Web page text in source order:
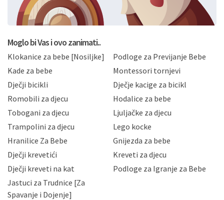
BRO'N BRO d.o.o. će s Vašim osobnim podacima
postupati sukladno Općoj uredbi o zaštiti podataka
privatnosti i kolačića koju možete pročitati ovdje i
Hrvatske, a uvijek uz primjenu odgovarajućih tehničkih i
sigurnosnih mjera zaštite osobnih podataka od
neovlaštenog pristupa, zlouporabe, otkrivanja,
gubitka ili uništenja. Mae.hr štiti privatnost svojih
korisnika i posjetitelja web stranica, čuva povjerljivost
Vaših osobnih podataka te omogućava pristup i
priopćavanje osobnih podataka samo onim svojim
zaposlenicima kojima su isti potrebni radi provedbe
slučajevima koji su dozvoljeni zakonima. Napominjemo
da možete u svako doba, u potpunosti ili djelomice,
zatražiti prestanak aktivnosti obrade Vaših osobnih
podataka. Opoziv privole možete podnijeti poštom na
gore navedenu adresu ili e-mailom na adresu:
Moglo bi Vas i ovo zanimati..
Klokanice za bebe [Nosiljke]
Podloge za Previjanje Bebe
Kade za bebe
Montessori tornjevi
Dječji bicikli
Dječje kacige za bicikl
Romobili za djecu
Hodalice za bebe
Tobogani za djecu
Ljuljačke za djecu
Trampolini za djecu
Lego kocke
Hranilice Za Bebe
Gnijezda za bebe
Dječji krevetići
Kreveti za djecu
Dječji kreveti na kat
Podloge za Igranje za Bebe
Jastuci za Trudnice [Za
Spavanje i Dojenje]